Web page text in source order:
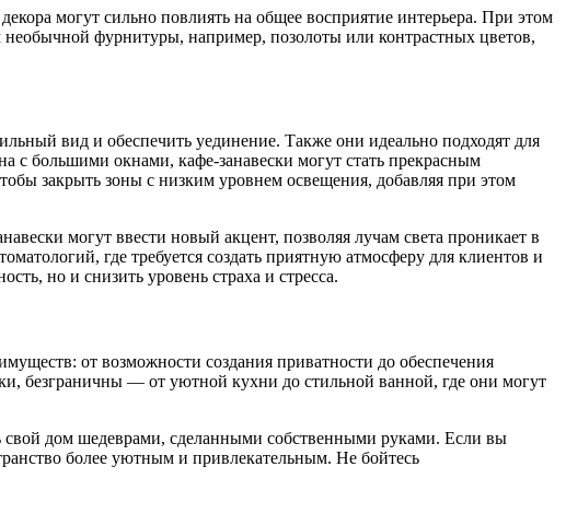
могут сильно повлиять на общее восприятие интерьера. При этом
фурнитуры, например, позолоты или контрастных цветов,
вид и обеспечить уединение. Также они идеально подходят для
с большими окнами, кафе-занавески могут стать прекрасным
закрыть зоны с низким уровнем освещения, добавляя при этом
могут ввести новый акцент, позволяя лучам света проникает в
где требуется создать приятную атмосферу для клиентов и
но и снизить уровень страха и стресса.
от возможности создания приватности до обеспечения
безграничны — от уютной кухни до стильной ванной, где они могут
свой дом шедеврами, сделанными собственными руками. Если вы
более уютным и привлекательным. Не бойтесь